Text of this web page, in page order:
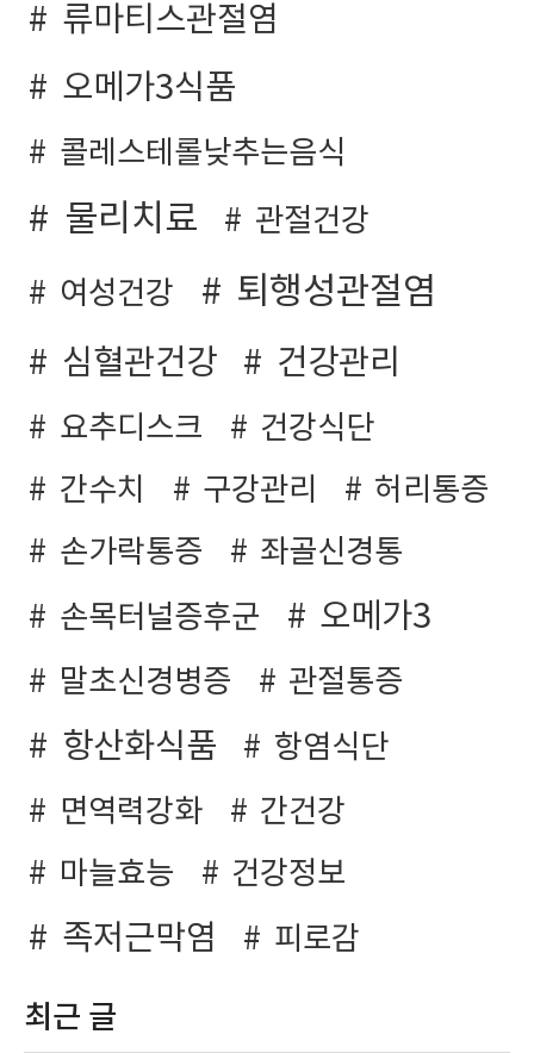
류마티스관절염
오메가3식품
콜레스테롤낮추는음식
물리치료 관절건강
여성건강 퇴행성관절염
심혈관건강 건강관리
요추디스크
건강식단
간수치
구강관리
허리통증
손가락통증
좌골신경통
손목터널증후군
오메가3
말초신경병증 관절통증
항산화식품
항염식단
면역력강화
간건강
마늘효능
건강정보
족저근막염 피로감
최근 글